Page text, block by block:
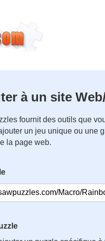
à un site
fournit des outils que
un jeu unique ou une
la page web.